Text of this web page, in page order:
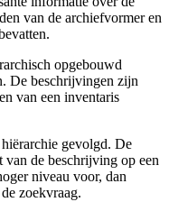
van de archiefvormer en
opgebouwd
De beschrijvingen zijn
van een inventaris
gevolgd. De
de beschrijving op een
niveau voor, dan
zoekvraag.